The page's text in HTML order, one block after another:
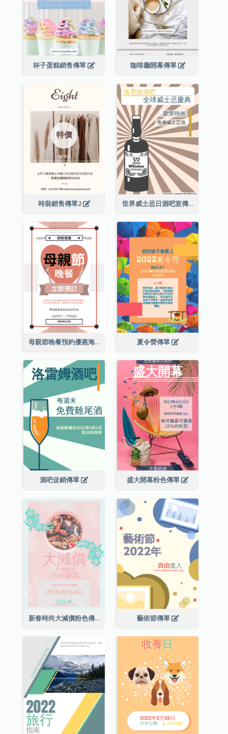
杯子蛋糕銷售傳單 咖啡廳開幕傳單
時裝銷售傳單2 世界威士忌日酒吧宣傳傳單
母親節晚餐預約優惠海報 夏令營傳單
酒吧促銷傳單 盛大開幕粉色傳單
新春時尚大減價粉色傳單 藝術節傳單